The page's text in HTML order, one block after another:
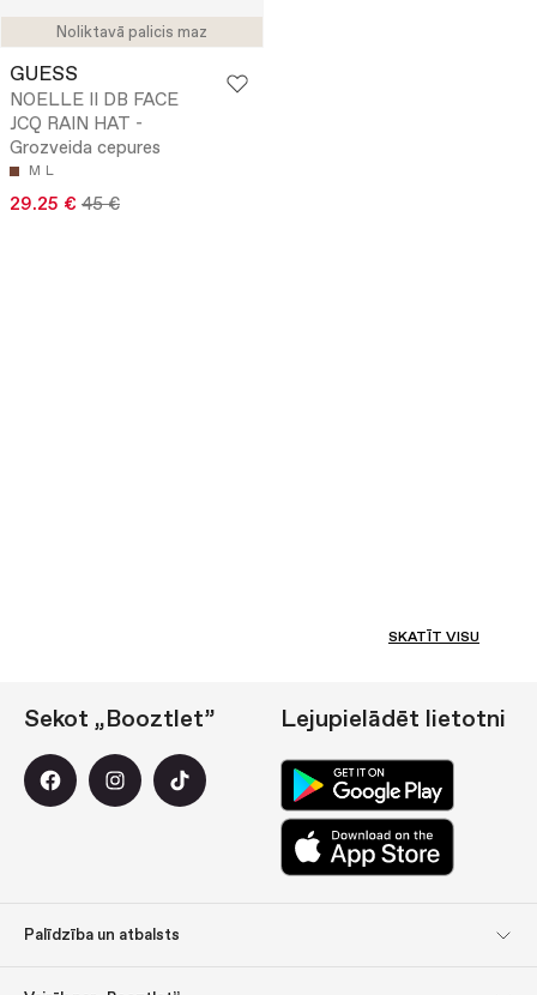
Noliktavā palicis maz
GUESS
NOELLE II DB FACE
JCQ RAIN HAT -
Grozveida cepures
M L
29.25 € 45 €
SKATĪT VISU
Palīdzība un atbalsts
Sekot „Booztlet” Lejupielādēt lietotni